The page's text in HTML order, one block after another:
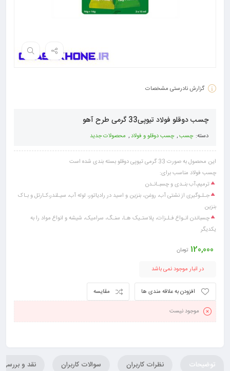
گزارش نادرستی مشخصات
چسب دوقلو فولاد تیوپی33 گرمی طرح آهو
دسته: چسب, چسب دوقلو و فولاد, محصولات جدید
این محصول به صورت 33 گرمی تیوپی دوقلو بسته بندی شده است
چسب فولاد مناسب برای:
ترمیم،آب بنـدی و چسبـانـدن
جـلـوگیری از نشتی آب، روغن، بنزین و اسید در رادیاتور، لوله آب، سیـلندر،کـارتل و بـاک
بنزین
چسباندن انـواع فـلـزات، پلاستـیک هـا، سنـگ، سرامیک، شیشه و انواع مواد را به
یکدیگر
120,000 تومان
در انبار موجود نمی باشد
مقایسه افزودن به علاقه مندی ها
موجود نیست
توضیحات نظرات کاربران سوالات کاربران نقد و بررسی